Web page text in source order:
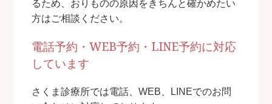
るため、おりものの原因をきちんと確かめたい
方はご相談ください。
電話予約・WEB予約・LINE予約に対応
しています
さくま診療所では電話、WEB、LINEでのお問